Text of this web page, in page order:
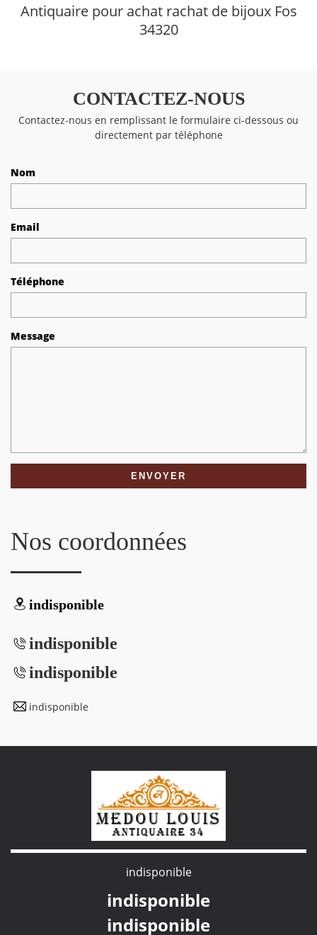
Antiquaire pour achat rachat de bijoux Fos
34320
CONTACTEZ-NOUS
Contactez-nous en remplissant le formulaire ci-dessous ou
directement par téléphone
Nom
Email
Téléphone
Message
Nos coordonnées
indisponible
indisponible
indisponible
indisponible
indisponible
indisponible
indisponible